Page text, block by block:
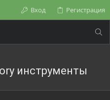
Вход Регистрация
инструменты